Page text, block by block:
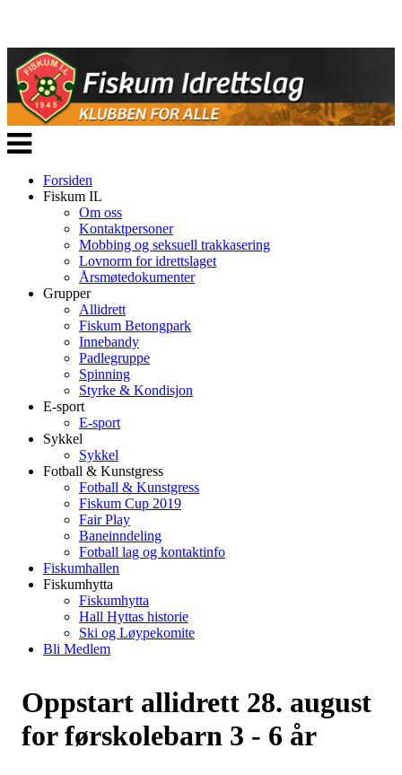
Veksle
navigasjon
Forsiden
Fiskum IL
Om oss
Kontaktpersoner
Mobbing og seksuell trakkasering
Lovnorm for idrettslaget
Årsmøtedokumenter
Grupper
Allidrett
Fiskum Betongpark
Innebandy
Padlegruppe
Spinning
Styrke & Kondisjon
E-sport
E-sport
Sykkel
Sykkel
Fotball & Kunstgress
Fotball & Kunstgress
Fiskum Cup 2019
Fair Play
Baneinndeling
Fotball lag og kontaktinfo
Fiskumhallen
Fiskumhytta
Fiskumhytta
Hall Hyttas historie
Ski og Løypekomite
Bli Medlem
Oppstart allidrett 28. august
for førskolebarn 3 - 6 år